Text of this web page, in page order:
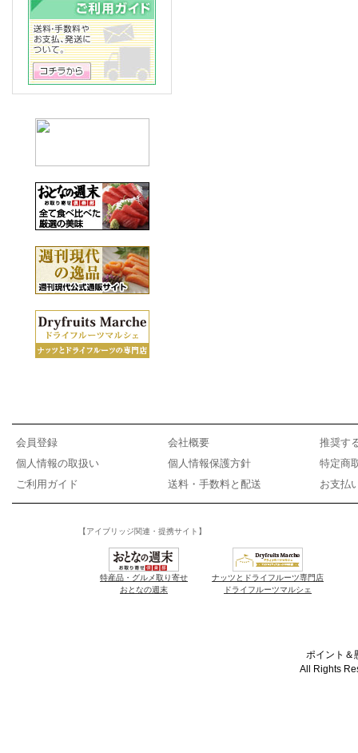
会員登録 会社概要
推奨す
個人情報の取扱い
個人情報保護方針
特定商
ご利用ガイド
送料・手数料と配送 お支払
【アイブリッジ関連・提携サイト】
特産品・グルメ取り寄せ
おとなの週末
ナッツとドライフルーツ専門店
ドライフルーツマルシェ
ポイント＆
All Rights